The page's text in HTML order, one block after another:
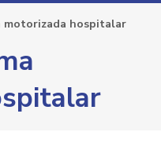
motorizada hospitalar